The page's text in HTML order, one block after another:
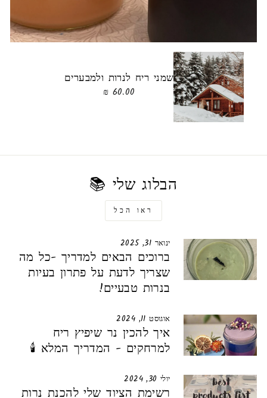
שמני ריח לנרות ולמבערים
60.00 ₪
הבלוג שלי 📚
ראו הכל
ינואר 31, 2025
ברוכים הבאים למדריך -כל מה
שצריך לדעת על פתרון בעיות
בנרות טבעיים!
אוגוסט 11, 2024
איך להכין נר שיפיץ ריח
למרחקים - המדריך המלא 🕯️
יולי 30, 2024
רשימת הציוד שלי להכנת נרות